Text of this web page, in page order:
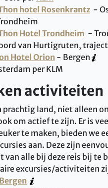
hotel Rosenkrantz -
Hotel Trondheim -
van Hurtigruten,
Hotel Orion - Bergen
per KLM
activiteiten
prachtig land, niet alleen
om actief te zijn. Er is
te maken, bieden we
aan. Deze zijn
van alle bij deze reis bij te
excursies/activiteiten